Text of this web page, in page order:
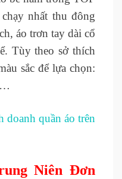
nhất thu đông
áo trơn tay dài cổ
Tùy theo sở thích
sắc để lựa chọn:
doanh quần áo trên
Niên Đơn